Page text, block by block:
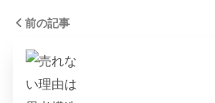
前の記事